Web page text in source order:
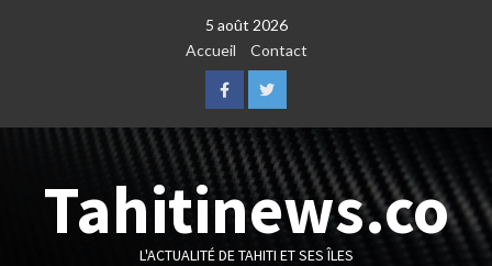
5 août 2026
Accueil
Contact
FacebookTwitter
Tahitinews.co
L'ACTUALITÉ DE TAHITI ET SES ÎLES